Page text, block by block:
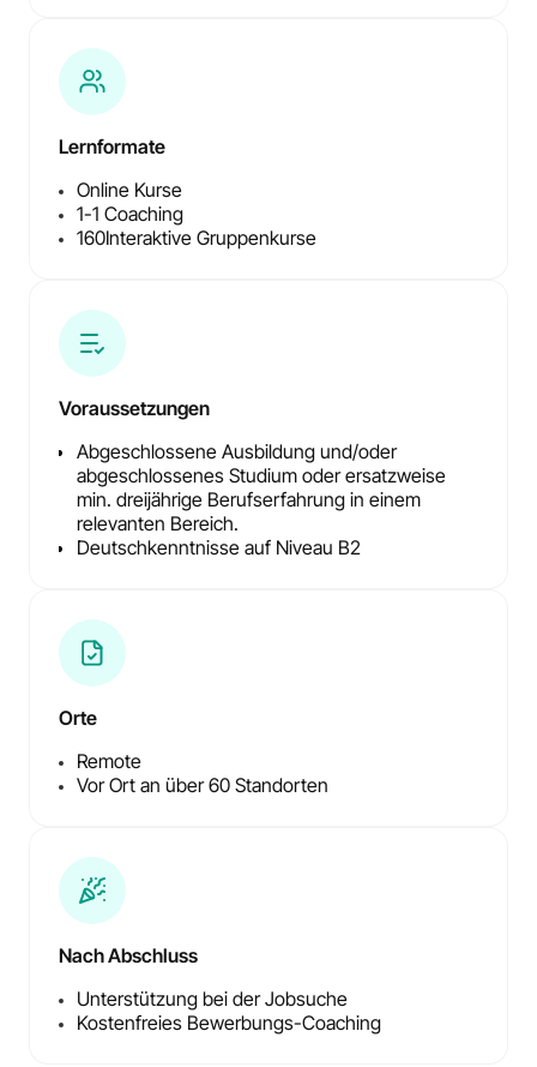
Lernformate
Online Kurse
1-1 Coaching
160Interaktive Gruppenkurse
Voraussetzungen
Abgeschlossene Ausbildung und/oder
abgeschlossenes Studium oder ersatzweise
min. dreijährige Berufserfahrung in einem
relevanten Bereich.
Deutschkenntnisse auf Niveau B2
Orte
Remote
Vor Ort an über 60 Standorten
Nach Abschluss
Unterstützung bei der Jobsuche
Kostenfreies Bewerbungs-Coaching